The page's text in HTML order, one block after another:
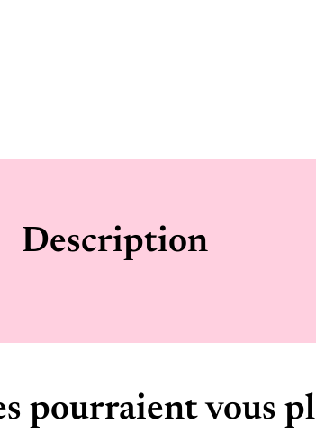
Description
pourraient vous